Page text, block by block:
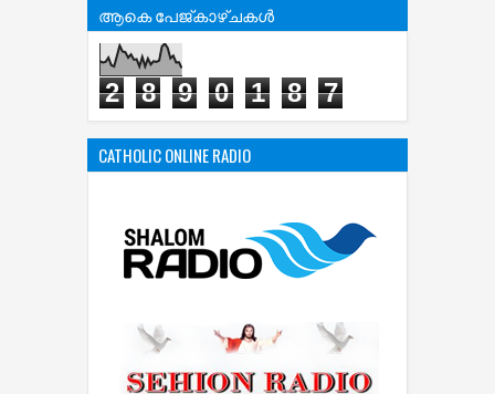
ആകെ പേജ്‌കാഴ്‌ചകള്‍
2 8 9 0 1 8 7
CATHOLIC ONLINE RADIO